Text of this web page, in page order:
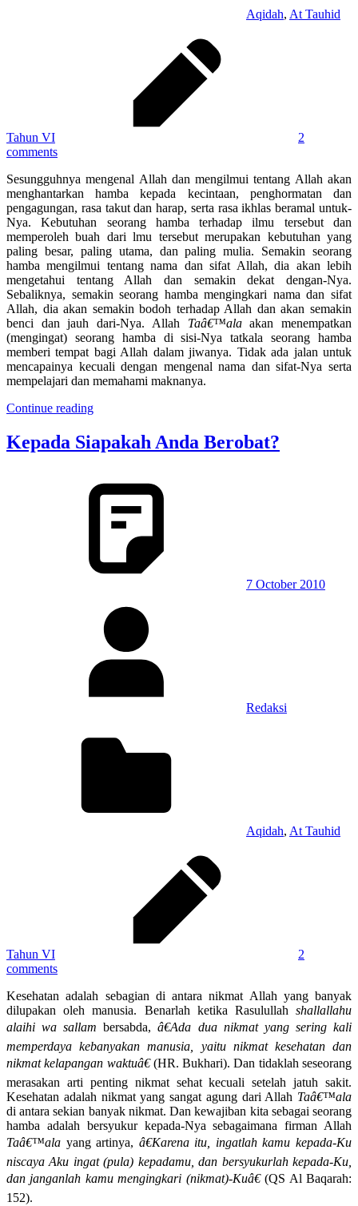
Aqidah, At Tauhid
Tahun VI
2
comments
Sesungguhnya mengenal Allah dan mengilmui tentang Allah akan
menghantarkan hamba kepada kecintaan, penghormatan dan
pengagungan, rasa takut dan harap, serta rasa ikhlas beramal untuk-
Nya. Kebutuhan seorang hamba terhadap ilmu tersebut dan
memperoleh buah dari lmu tersebut merupakan kebutuhan yang
paling besar, paling utama, dan paling mulia. Semakin seorang
hamba mengilmui tentang nama dan sifat Allah, dia akan lebih
mengetahui tentang Allah dan semakin dekat dengan-Nya.
Sebaliknya, semakin seorang hamba mengingkari nama dan sifat
Allah, dia akan semakin bodoh terhadap Allah dan akan semakin
benci dan jauh dari-Nya. Allah Taâ€™alaakan menempatkan
(mengingat) seorang hamba di sisi-Nya tatkala seorang hamba
memberi tempat bagi Allah dalam jiwanya. Tidak ada jalan untuk
mencapainya kecuali dengan mengenal nama dan sifat-Nya serta
mempelajari dan memahami maknanya.
Continue reading
Kepada Siapakah Anda Berobat?
7 October 2010
Redaksi
Aqidah, At Tauhid
Tahun VI
2
comments
Kesehatan adalah sebagian di antara nikmat Allah yang banyak
dilupakan oleh manusia. Benarlah ketika Rasulullah shallallahu
alaihi wa sallambersabda,â€Ada dua nikmat yang sering kali
memperdaya kebanyakan manusia, yaitu nikmat kesehatan dan
nikmat kelapangan waktuâ€(HR. Bukhari). Dan tidaklah seseorang
merasakan arti penting nikmat sehat kecuali setelah jatuh sakit.
Kesehatan adalah nikmat yang sangat agung dari Allah Taâ€™ala
di antara sekian banyak nikmat. Dan kewajiban kita sebagai seorang
hamba adalah bersyukur kepada-Nya sebagaimana firman Allah
Taâ€™ala yang artinya, â€Karena itu, ingatlah kamu kepada-Ku
niscaya Aku ingat (pula) kepadamu, dan bersyukurlah kepada-Ku,
dan janganlah kamu mengingkari (nikmat)-Kuâ€(QS Al Baqarah:
152).